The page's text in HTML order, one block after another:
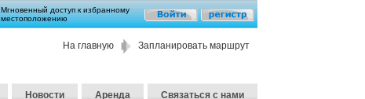
Мгновенный доступ к избранному
местоположению
На главную Запланировать маршрут
Новости Аренда Связаться с нами